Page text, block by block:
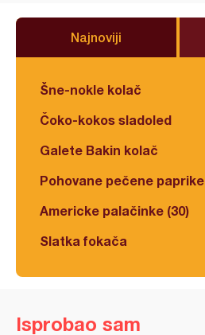
Najnoviji
Šne-nokle kolač
Čoko-kokos sladoled
Galete Bakin kolač
Pohovane pečene paprike
Americke palačinke (30)
Slatka fokača
Isprobao sam